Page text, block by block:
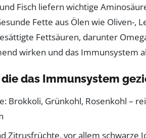
Fisch liefern wichtige
Fette aus Ölen wie Oliven-,
Fettsäuren, darunter
wirken und das Immunsystem
das Immunsystem
Brokkoli, Grünkohl, Rosenkohl –
Zitrusfrüchte, vor allem schwarze